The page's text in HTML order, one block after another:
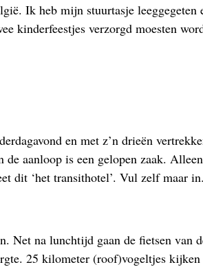
Ik heb mijn stuurtasje
kinderfeestjes verzorgd moesten
en met z’n drieën
aanloop is een gelopen zaak.
dit ‘het transithotel’. Vul zelf maar in.
Net na lunchtijd gaan de fietsen van
25 kilometer (roof)vogeltjes